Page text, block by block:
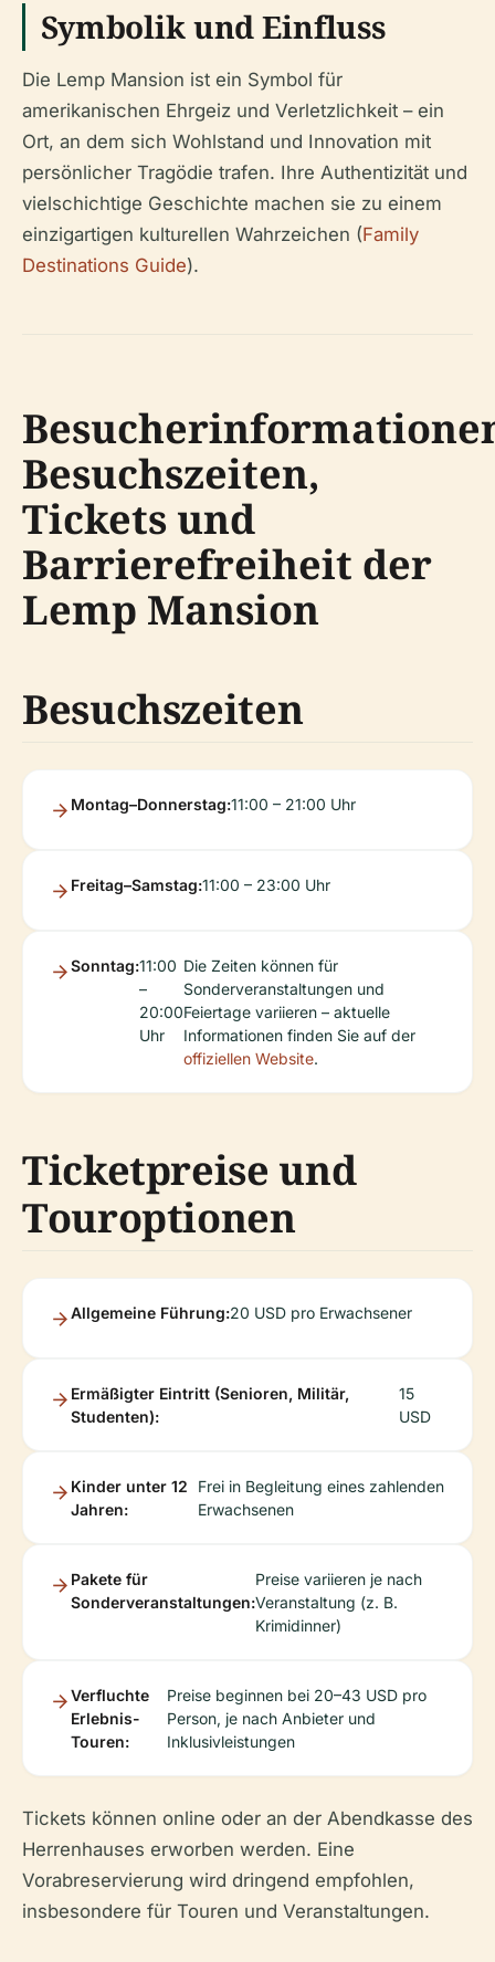
Symbolik und Einfluss
Die Lemp Mansion ist ein Symbol für
amerikanischen Ehrgeiz und Verletzlichkeit – ein
Ort, an dem sich Wohlstand und Innovation mit
persönlicher Tragödie trafen. Ihre Authentizität und
vielschichtige Geschichte machen sie zu einem
einzigartigen kulturellen Wahrzeichen (Family
Destinations Guide).
Besuchszeiten,
Tickets und
Barrierefreiheit der
Lemp Mansion
Besuchszeiten
Montag–Donnerstag:11:00 – 21:00 Uhr
Freitag–Samstag:11:00 – 23:00 Uhr
Sonntag:11:00
–
20:00
Uhr
Die Zeiten können für
Sonderveranstaltungen und
Feiertage variieren – aktuelle
Informationen finden Sie auf der
offiziellen Website.
Ticketpreise und
Touroptionen
Allgemeine Führung:20 USD pro Erwachsener
Ermäßigter Eintritt (Senioren, Militär,
Studenten):
15
USD
Kinder unter 12
Jahren:
Frei in Begleitung eines zahlenden
Erwachsenen
Pakete für
Sonderveranstaltungen:
Preise variieren je nach
Veranstaltung (z. B.
Krimidinner)
Verfluchte
Erlebnis-
Touren:
Preise beginnen bei 20–43 USD pro
Person, je nach Anbieter und
Inklusivleistungen
Tickets können online oder an der Abendkasse des
Herrenhauses erworben werden. Eine
Vorabreservierung wird dringend empfohlen,
insbesondere für Touren und Veranstaltungen.